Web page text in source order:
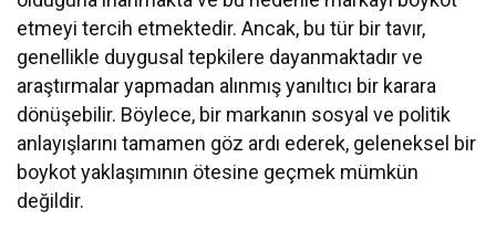
etmeyi tercih etmektedir. Ancak, bu tür bir tavır,
genellikle duygusal tepkilere dayanmaktadır ve
araştırmalar yapmadan alınmış yanıltıcı bir karara
dönüşebilir. Böylece, bir markanın sosyal ve politik
anlayışlarını tamamen göz ardı ederek, geleneksel bir
boykot yaklaşımının ötesine geçmek mümkün
değildir.